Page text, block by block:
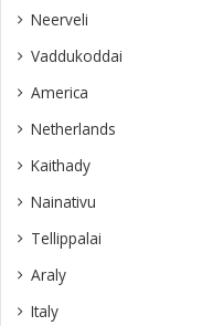
Neerveli
Vaddukoddai
America
Netherlands
Kaithady
Nainativu
Tellippalai
Araly
Italy